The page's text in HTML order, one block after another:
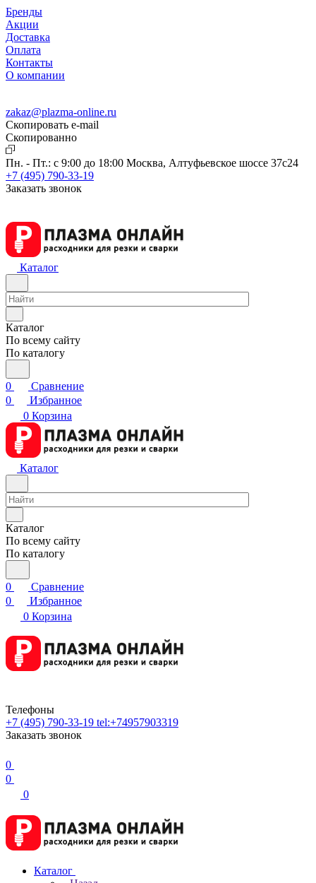
Бренды
Акции
Доставка
Оплата
Контакты
О компании
zakaz@plazma-online.ru
Скопировать e-mail
Cкопированно
Пн. - Пт.: с 9:00 до 18:00 Москва, Алтуфьевское шоссе 37с24
+7 (495) 790-33-19
Заказать звонок
Каталог
Каталог
По всему сайту
По каталогу
0
Сравнение
0
Избранное
0 Корзина
Каталог
Каталог
По всему сайту
По каталогу
0
Сравнение
0
Избранное
0 Корзина
Телефоны
+7 (495) 790-33-19 tel:+74957903319
Заказать звонок
0
0
0
Каталог